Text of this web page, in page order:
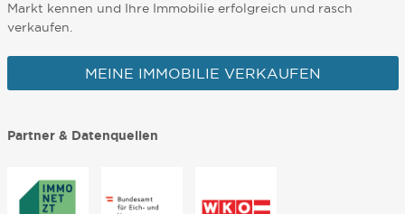
Markt kennen und Ihre Immobilie erfolgreich und rasch
verkaufen.
MEINE IMMOBILIE VERKAUFEN
Partner & Datenquellen